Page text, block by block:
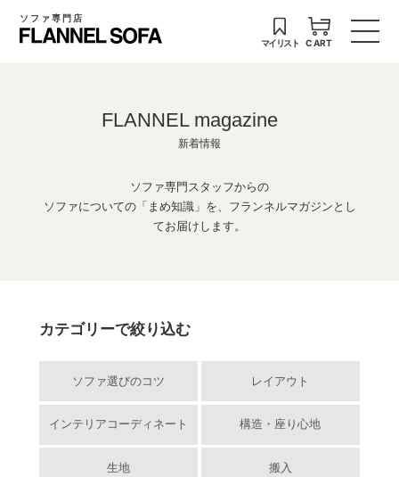
ソファ専門店
マイリスト CART
FLANNEL magazine
新着情報
ソファ専門スタッフからの
ソファについての「まめ知識」を、フランネルマガジンとし
てお届けします。
カテゴリーで絞り込む
ソファ選びのコツ レイアウト
インテリアコーディネート 構造・座り心地
生地 搬入